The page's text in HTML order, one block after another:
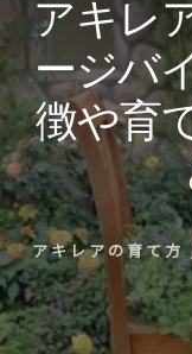
種
類
や
育
て
方
の
紹
介
を
行
い
アキレ
ージバ
徴や育
アキレアの育て方